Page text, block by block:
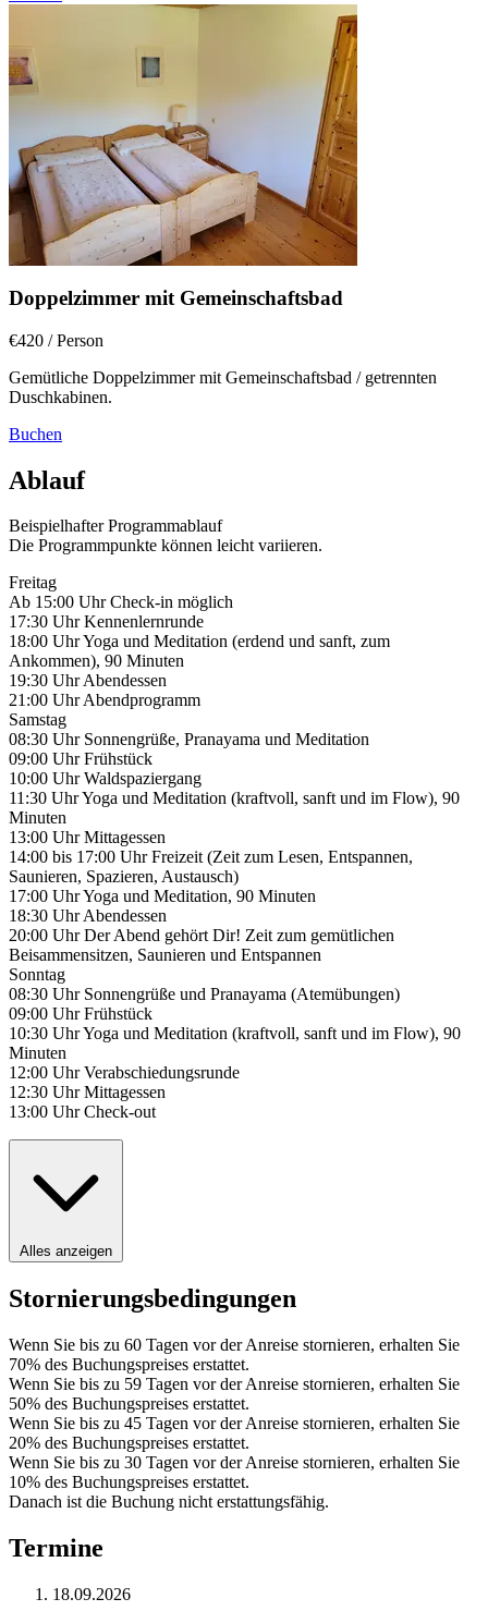
Doppelzimmer mit Gemeinschaftsbad
€420 / Person
Gemütliche Doppelzimmer mit Gemeinschaftsbad / getrennten
Duschkabinen.
Buchen
Ablauf
Beispielhafter Programmablauf
Die Programmpunkte können leicht variieren.
Freitag
Ab 15:00 Uhr Check-in möglich
17:30 Uhr Kennenlernrunde
18:00 Uhr Yoga und Meditation (erdend und sanft, zum
Ankommen), 90 Minuten
19:30 Uhr Abendessen
21:00 Uhr Abendprogramm
Samstag
08:30 Uhr Sonnengrüße, Pranayama und Meditation
09:00 Uhr Frühstück
10:00 Uhr Waldspaziergang
11:30 Uhr Yoga und Meditation (kraftvoll, sanft und im Flow), 90
Minuten
13:00 Uhr Mittagessen
14:00 bis 17:00 Uhr Freizeit (Zeit zum Lesen, Entspannen,
Saunieren, Spazieren, Austausch)
17:00 Uhr Yoga und Meditation, 90 Minuten
18:30 Uhr Abendessen
20:00 Uhr Der Abend gehört Dir! Zeit zum gemütlichen
Beisammensitzen, Saunieren und Entspannen
Sonntag
08:30 Uhr Sonnengrüße und Pranayama (Atemübungen)
09:00 Uhr Frühstück
10:30 Uhr Yoga und Meditation (kraftvoll, sanft und im Flow), 90
Minuten
12:00 Uhr Verabschiedungsrunde
12:30 Uhr Mittagessen
13:00 Uhr Check-out
Alles anzeigen
Stornierungsbedingungen
Wenn Sie bis zu 60 Tagen vor der Anreise stornieren, erhalten Sie
70% des Buchungspreises erstattet.
Wenn Sie bis zu 59 Tagen vor der Anreise stornieren, erhalten Sie
50% des Buchungspreises erstattet.
Wenn Sie bis zu 45 Tagen vor der Anreise stornieren, erhalten Sie
20% des Buchungspreises erstattet.
Wenn Sie bis zu 30 Tagen vor der Anreise stornieren, erhalten Sie
10% des Buchungspreises erstattet.
Danach ist die Buchung nicht erstattungsfähig.
Termine
18.09.2026